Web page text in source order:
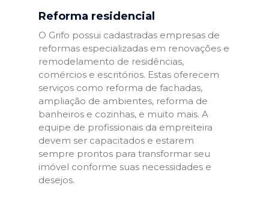
Reforma residencial
O Grifo possui cadastradas empresas de
reformas especializadas em renovações e
remodelamento de residências,
comércios e escritórios. Estas oferecem
serviços como reforma de fachadas,
ampliação de ambientes, reforma de
banheiros e cozinhas, e muito mais. A
equipe de profissionais da empreiteira
devem ser capacitados e estarem
sempre prontos para transformar seu
imóvel conforme suas necessidades e
desejos.